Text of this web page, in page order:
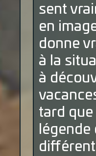
sent
en
donne
à la
à
tard que